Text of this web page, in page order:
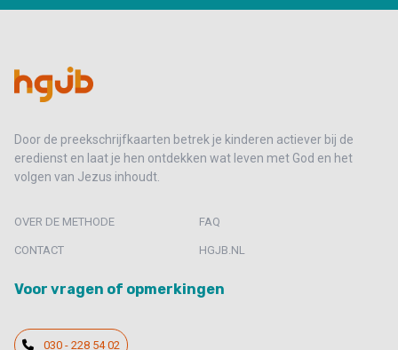
Door de preekschrijfkaarten betrek je kinderen actiever bij de
eredienst en laat je hen ontdekken wat leven met God en het
volgen van Jezus inhoudt.
OVER DE METHODE FAQ
CONTACT HGJB.NL
Voor vragen of opmerkingen
030 - 228 54 02